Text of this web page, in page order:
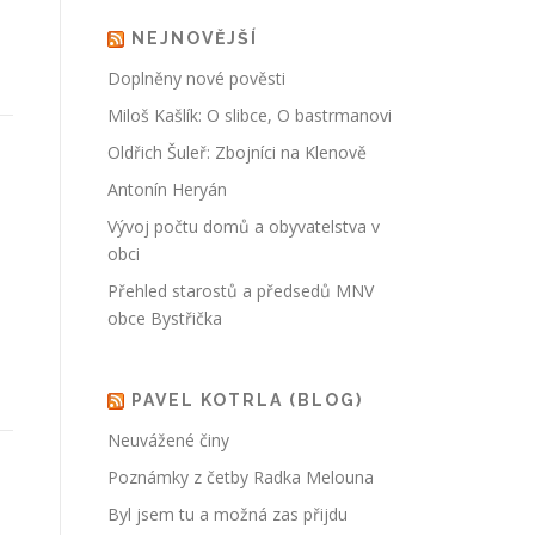
NEJNOVĚJŠÍ
Doplněny nové pověsti
Miloš Kašlík: O slibce, O bastrmanovi
Oldřich Šuleř: Zbojníci na Klenově
Antonín Heryán
Vývoj počtu domů a obyvatelstva v
obci
Přehled starostů a předsedů MNV
obce Bystřička
PAVEL KOTRLA (BLOG)
Neuvážené činy
Poznámky z četby Radka Melouna
Byl jsem tu a možná zas přijdu